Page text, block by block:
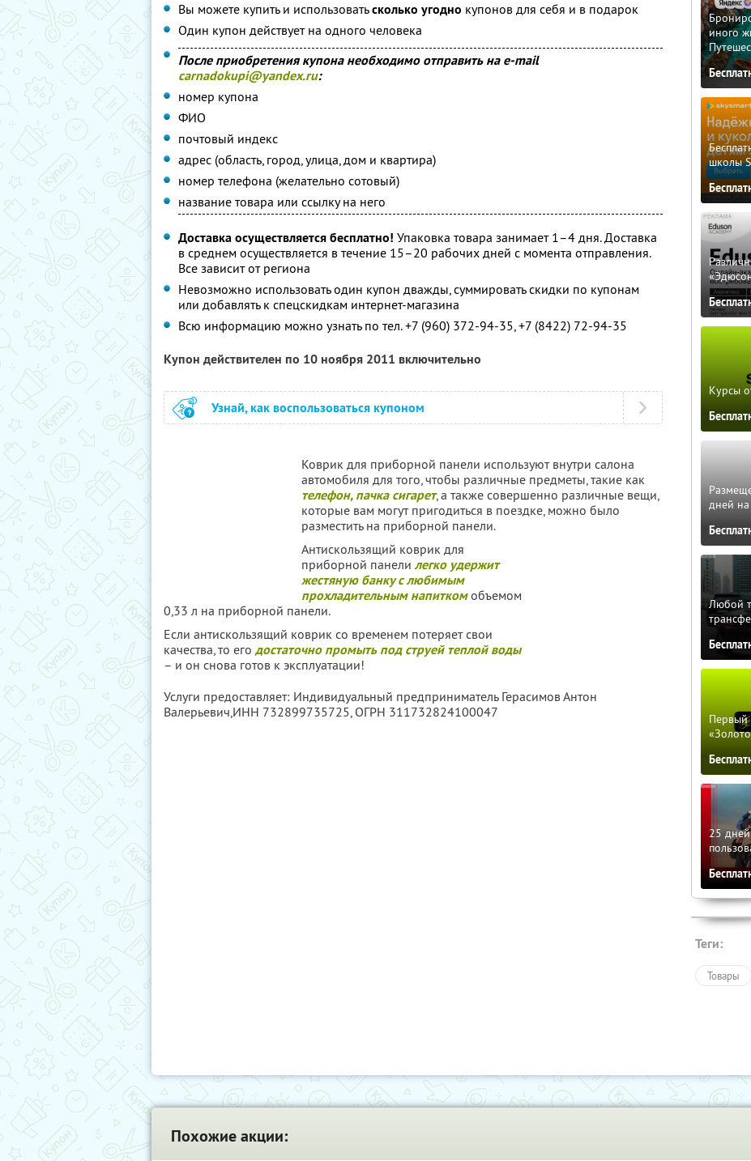
Вы можете купить и использоватьсколько угодно купонов для себя и в подарок
Один купон действует на одного человека
После приобретения купона необходимо отправить на e-mail
carnadokupi@yandex.ru:
номер купона
ФИО
почтовый индекс
адрес (область, город, улица, дом и квартира)
номер телефона (желательно сотовый)
название товара или ссылку на него
Доставка осуществляется бесплатно! Упаковка товара занимает 1–4 дня. Доставка
в среднем осуществляется в течение 15–20 рабочих дней с момента отправления.
Все зависит от региона
Невозможно использовать один купон дважды, суммировать скидки по купонам
или добавлять к спецскидкам интернет-магазина
Всю информацию можно узнать по тел. +7 (960) 372-94-35, +7 (8422) 72-94-35
Купон действителен по 10 ноября 2011 включительно
Узнай, как воспользоваться купоном
Коврик для приборной панели используют внутри салона
автомобиля для того, чтобы различные предметы, такие как
телефон, пачка сигарет, а также совершенно различные вещи,
которые вам могут пригодиться в поездке, можно было
разместить на приборной панели.
Антискользящий коврик для
приборной панели легко удержит
жестяную банку с любимым
прохладительным напиткомобъемом
0,33 л на приборной панели.
Если антискользящий коврик со временем потеряет свои
качества, то его достаточно промыть под струей теплой воды
– и он снова готов к эксплуатации!
Услуги предоставляет: Индивидуальный предприниматель Герасимов Антон
Валерьевич,ИНН 732899735725, ОГРН 311732824100047
иного
школы
Курсы
дней
Любой
Первый
25 дней
Теги:
Товары
Похожие акции: